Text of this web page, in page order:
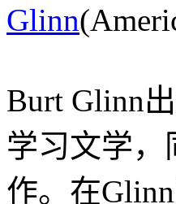
Glinn
Burt Glinn
学习文学，
作。在